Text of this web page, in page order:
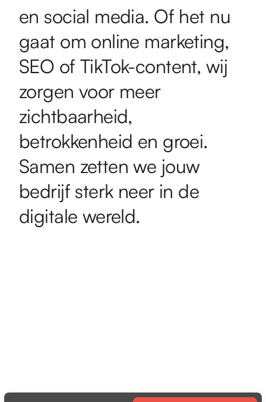
en social media. Of het nu
gaat om online marketing,
SEO of TikTok-content, wij
zorgen voor meer
zichtbaarheid,
betrokkenheid en groei.
Samen zetten we jouw
bedrijf sterk neer in de
digitale wereld.